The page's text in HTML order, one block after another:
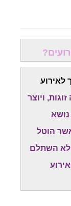
לאירוע
ויוצר
הוטל
לא השתלם